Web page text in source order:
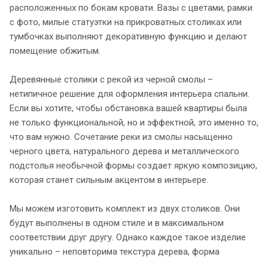
расположенных по бокам кровати. Вазы с цветами, рамки
с фото, милые статуэтки на прикроватных столиках или
тумбочках выполняют декоративную функцию и делают
помещение обжитым.
Деревянные столики с рекой из черной смолы –
нетипичное решение для оформления интерьера спальни.
Если вы хотите, чтобы обстановка вашей квартиры была
не только функциональной, но и эффектной, это именно то,
что вам нужно. Сочетание реки из смолы насыщенно
черного цвета, натурального дерева и металлического
подстолья необычной формы создает яркую композицию,
которая станет сильным акцентом в интерьере.
Мы можем изготовить комплект из двух столиков. Они
будут выполнены в одном стиле и в максимальном
соответствии друг другу. Однако каждое такое изделие
уникально – неповторима текстура дерева, форма